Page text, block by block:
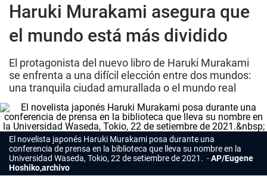
Haruki Murakami asegura que
el mundo está más dividido
El protagonista del nuevo libro de Haruki Murakami
se enfrenta a una difícil elección entre dos mundos:
una tranquila ciudad amurallada o el mundo real
El novelista japonés Haruki Murakami posa durante una
conferencia de prensa en la biblioteca que lleva su nombre en la
Universidad Waseda, Tokio, 22 de setiembre de 2021.
AP/Eugene
Hoshiko,archivo